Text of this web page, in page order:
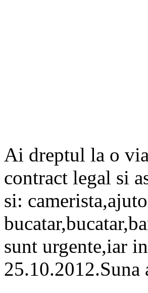
Ai dreptul la o
contract legal si
si:
sunt urgente,iar